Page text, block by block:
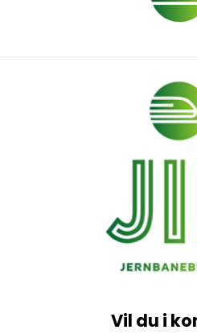
Vil du i